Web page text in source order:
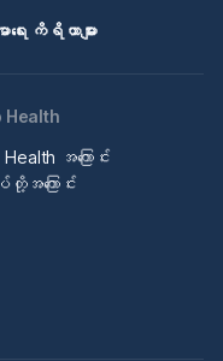
ရေး ကိရိယာများ
Health
အကြောင်း
အကြောင်း